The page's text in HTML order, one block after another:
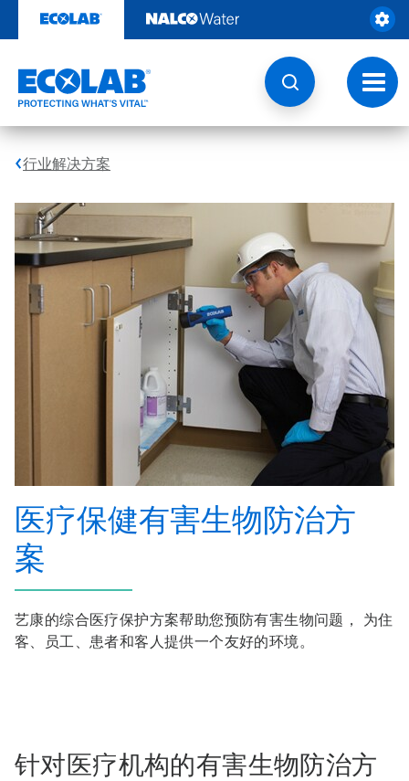
至
切
换
导
航
行业解决方案
医疗保健有害生物防治方
案
艺康的综合医疗保护方案帮助您预防有害生物问题， 为住
客、员工、患者和客人提供一个友好的环境。
针对医疗机构的有害生物防治方